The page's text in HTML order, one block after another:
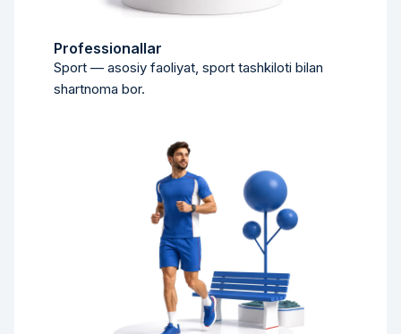
Professionallar
Sport — asosiy faoliyat, sport tashkiloti bilan
shartnoma bor.